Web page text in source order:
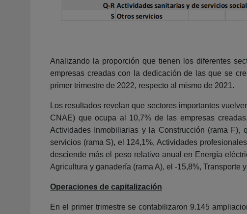
Analizando la proporción que tienen los diferentes
empresas creadas con la dedicación de las que se
primer trimestre de 2022, respecto al mismo de 2021.
Los resultados revelan que sectores importantes
CNAE) que ocupa al 10,7% de las empresas
Actividades Inmobiliarias y la Construcción (rama
servicios (rama S), el 124,1%, Actividades
desciende más el peso relativo anual en Energía
Agricultura y ganadería (rama A), el -15,8%, Transporte
Operaciones de capitalización
En el primer trimestre se contabilizaron 9.145